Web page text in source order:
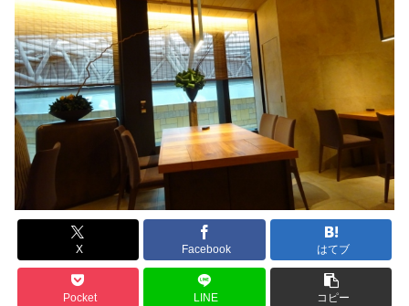
X Facebook はてブ
Pocket LINE コピー